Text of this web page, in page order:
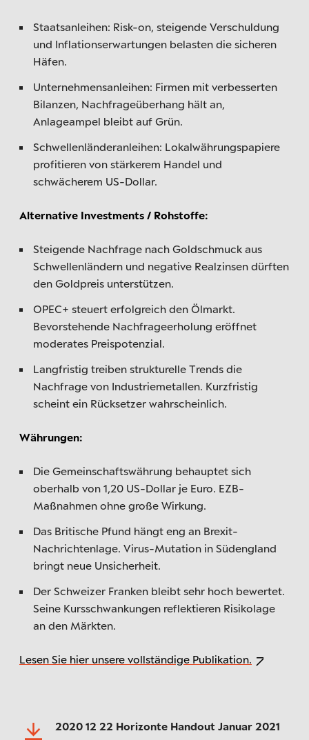
Staatsanleihen: Risk-on, steigende Verschuldung
und Inflationserwartungen belasten die sicheren
Häfen.
Unternehmensanleihen: Firmen mit verbesserten
Bilanzen, Nachfrageüberhang hält an,
Anlageampel bleibt auf Grün.
Schwellenländeranleihen: Lokalwährungspapiere
profitieren von stärkerem Handel und
schwächerem US-Dollar.
Alternative Investments / Rohstoffe:
Steigende Nachfrage nach Goldschmuck aus
Schwellenländern und negative Realzinsen dürften
den Goldpreis unterstützen.
OPEC+ steuert erfolgreich den Ölmarkt.
Bevorstehende Nachfrageerholung eröffnet
moderates Preispotenzial.
Langfristig treiben strukturelle Trends die
Nachfrage von Industriemetallen. Kurzfristig
scheint ein Rücksetzer wahrscheinlich.
Währungen:
Die Gemeinschaftswährung behauptet sich
oberhalb von 1,20 US-Dollar je Euro. EZB-
Maßnahmen ohne große Wirkung.
Das Britische Pfund hängt eng an Brexit-
Nachrichtenlage. Virus-Mutation in Südengland
bringt neue Unsicherheit.
Der Schweizer Franken bleibt sehr hoch bewertet.
Seine Kursschwankungen reflektieren Risikolage
an den Märkten.
Lesen Sie hier unsere vollständige Publikation.
2020 12 22 Horizonte Handout Januar 2021